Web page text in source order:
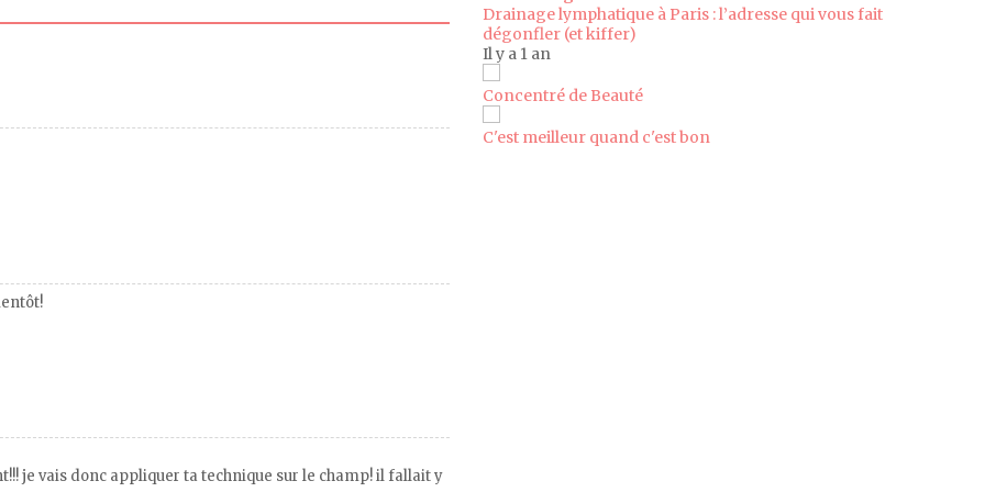
je vais donc appliquer ta technique sur le champ! il fallait y
Drainage lymphatique à Paris : l’adresse qui vous fait
dégonfler (et kiffer)
Il y a 1 an
Concentré de Beauté
C'est meilleur quand c'est bon